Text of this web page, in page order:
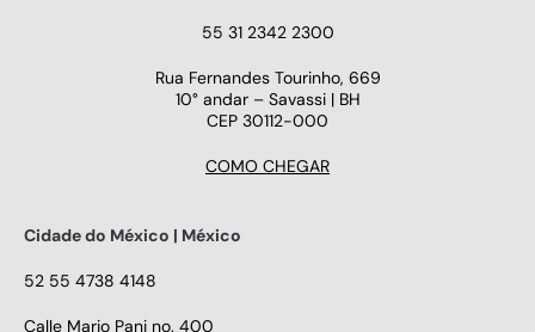
55 31 2342 2300
Rua Fernandes Tourinho, 669
10° andar – Savassi | BH
CEP 30112-000
COMO CHEGAR
Cidade do México | México
52 55 4738 4148
Calle Mario Pani no. 400